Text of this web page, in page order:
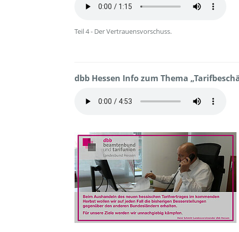
Teil 4 - Der Vertrauensvorschuss.
dbb Hessen Info zum Thema